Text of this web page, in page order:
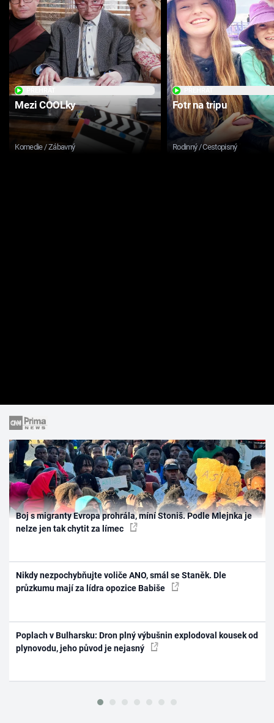
Mezi COOLky
Komedie / Zábavný
Fotr na tripu
Rodinný / Cestopisný
Boj s migranty Evropa prohrála, míní Stoniš. Podle Mlejnka je
nelze jen tak chytit za límec
Nikdy nezpochybňujte voliče ANO, smál se Staněk. Dle
průzkumu mají za lídra opozice Babiše
Poplach v Bulharsku: Dron plný výbušnin explodoval kousek od
plynovodu, jeho původ je nejasný